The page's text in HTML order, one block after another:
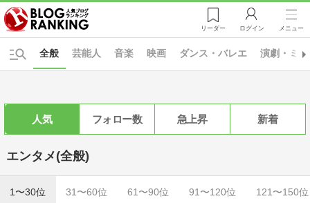
リーダー ログイン メニュー
芸能人 音楽 映画 ダンス・バレエ 演劇・ミ
全般
人気 フォロー数 急上昇 新着
エンタメ(全般)
1〜30位 31〜60位 61〜90位 91〜120位 121〜150位